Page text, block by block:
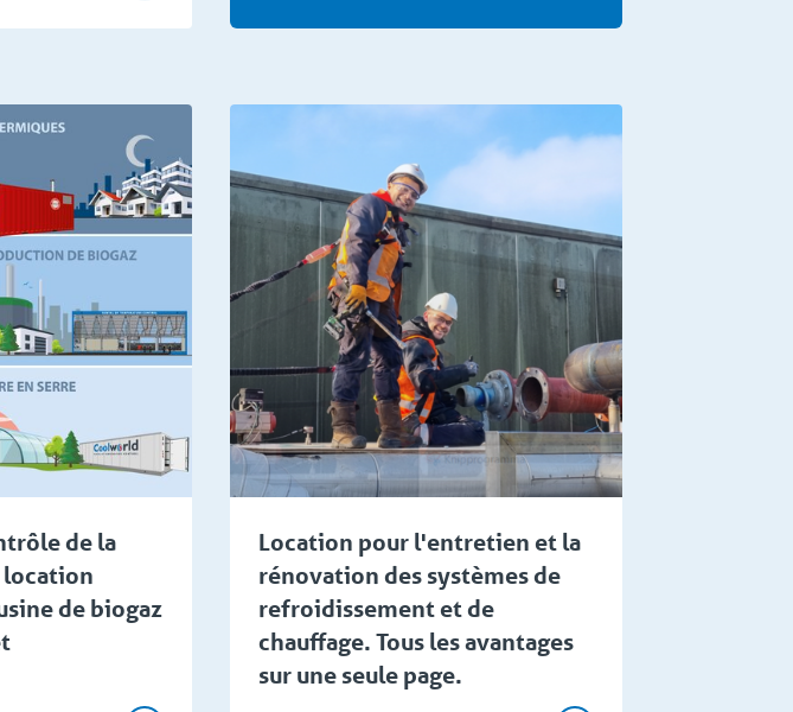
de la
de biogaz
Connaissances
Location pour l'entretien et la
rénovation des systèmes de
refroidissement et de
chauffage. Tous les avantages
sur une seule page.